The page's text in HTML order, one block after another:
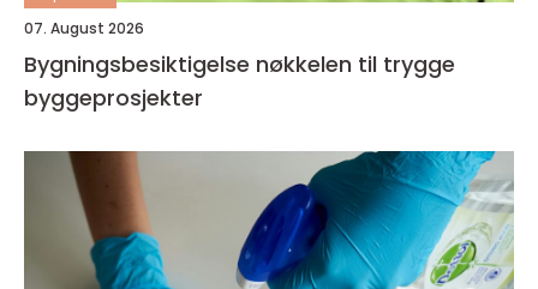
07. August 2026
Bygningsbesiktigelse nøkkelen til trygge
byggeprosjekter